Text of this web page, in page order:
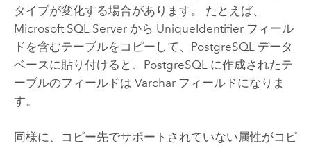
タイプが変化する場合があります。 たとえば、
Microsoft SQL Serverから UniqueIdentifier フィール
ドを含むテーブルをコピーして、 PostgreSQL データ
ベースに貼り付けると、 PostgreSQL に作成されたテ
ーブルのフィールドは Varchar フィールドになりま
す。
同様に、コピー先でサポートされていない属性がコピ